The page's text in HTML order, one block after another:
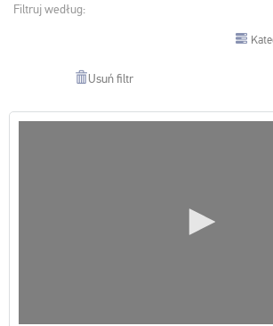
Filtruj według:
Usuń filtr